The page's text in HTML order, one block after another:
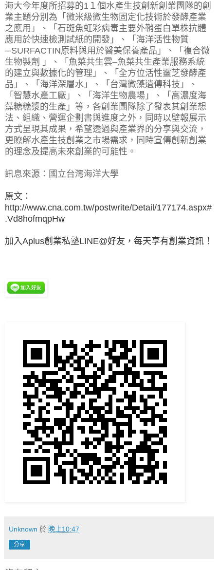
海大今年度所招募的1１個水產生技創新創業團隊的創
業主題分別為「微米級微生物固定化技術於發酵產業
之應用」、「石斑魚虹彩病毒主要外鞘蛋白單株抗體
應用於快速檢測試紙的開發」、「海洋活性物質
─SURFACTIN原料與用於醫美保養產品」、「複合微
生物製劑 」、「魚菜共生雲–魚菜共生產業服務系統
的建立與數據化的管理」、「全方位活性靈芝發酵產
品」、「海洋深層水」、「台灣微藻遺傳科技」、
「智慧水產工廠」、「海洋生物農場」、「高濃度海
藻糖糖漿的生產」等，各創業團隊除了發表其創業想
法、組織、營運企劃書與進度之外，同時以壁報展示
方式呈現其成果，希望透過與產業界的分享與交流，
更瞭解水產生技創業之市場需求，同時宣傳創新創業
的理念及提高未來創業的可能性。
訊息來源：國立台灣海洋大學
原文：
http://www.cna.com.tw/postwrite/Detail/177174.aspx#
.Vd8hofmqpHw
加入Aplus創業私塾LINE@好友，每天享有創業資訊！
Unknown 於 晚上10:47
分享